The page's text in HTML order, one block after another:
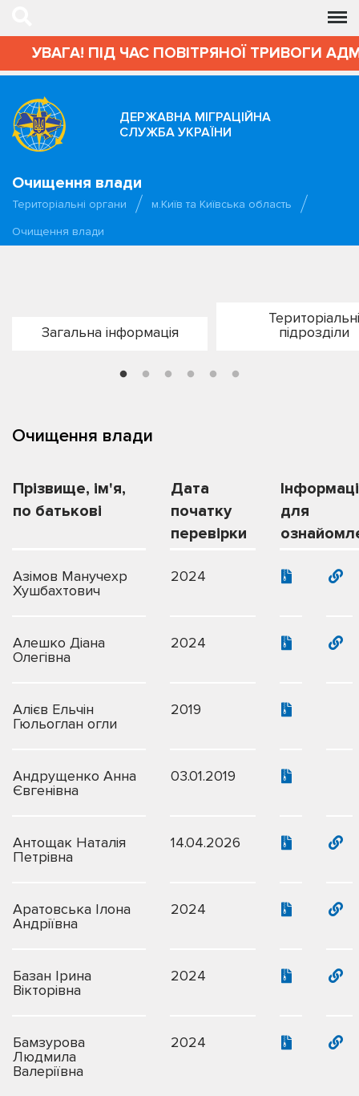
ПІД ЧАС ПОВІТРЯНОЇ ТРИВОГИ
ДЕРЖАВНА МІГРАЦІЙНА
СЛУЖБА УКРАЇНИ
Очищення влади
Територіальні органи
м.Київ та Київська область
Очищення влади
Загальна інформація
Територіальні
підрозділи
Очищення влади
Прізвище, ім'я,
по батькові
Дата
початку
перевірки
для
Азімов Манучехр
Хушбахтович
2024
Алешко Діана
Олегівна
2024
Алієв Ельчін
Гюльоглан огли
2019
Андрущенко Анна
Євгенівна
03.01.2019
Антощак Наталія
Петрівна
14.04.2026
Аратовська Ілона
Андріївна
2024
Базан Ірина
Вікторівна
2024
Бамзурова
Людмила
Валеріївна
2024